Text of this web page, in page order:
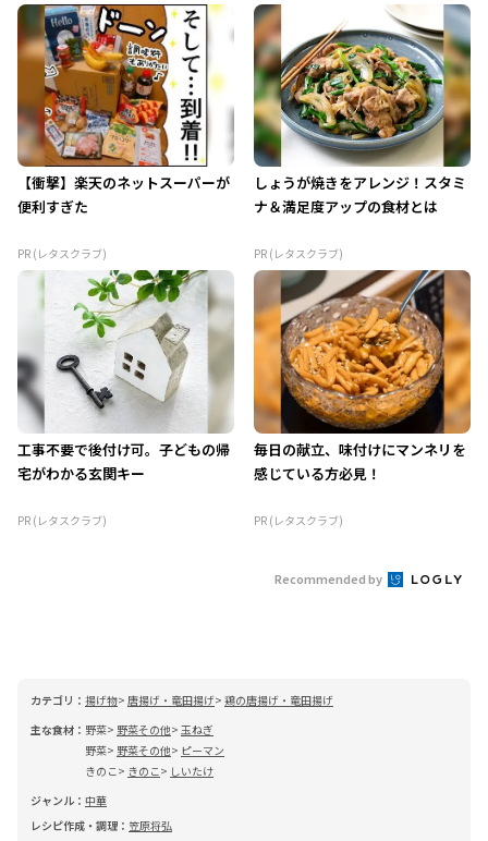
【衝撃】楽天のネットスーパーが
便利すぎた
PR (レタスクラブ)
しょうが焼きをアレンジ！スタミ
ナ＆満足度アップの食材とは
PR (レタスクラブ)
工事不要で後付け可。子どもの帰
宅がわかる玄関キー
PR (レタスクラブ)
毎日の献立、味付けにマンネリを
感じている方必見！
PR (レタスクラブ)
Recommended by
カテゴリ： 揚げ物 唐揚げ・竜田揚げ 鶏の唐揚げ・竜田揚げ
主な食材： 野菜 野菜その他 玉ねぎ
野菜
野菜その他
ピーマン
きのこ
きのこ
しいたけ
ジャンル： 中華
レシピ作成・調理： 笠原将弘